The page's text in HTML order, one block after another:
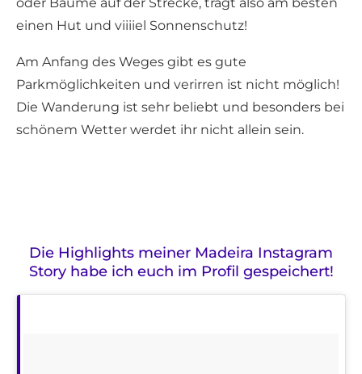
einen Hut und viiiiel Sonnenschutz!
Am Anfang des Weges gibt es gute
Parkmöglichkeiten und verirren ist nicht möglich!
Die Wanderung ist sehr beliebt und besonders bei
schönem Wetter werdet ihr nicht allein sein.
Die Highlights meiner Madeira Instagram
Story habe ich euch im Profil gespeichert!